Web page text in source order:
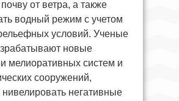
от ветра, а также
водный режим с учетом
условий. Ученые
новые
мелиоративных систем и
сооружений,
негативные